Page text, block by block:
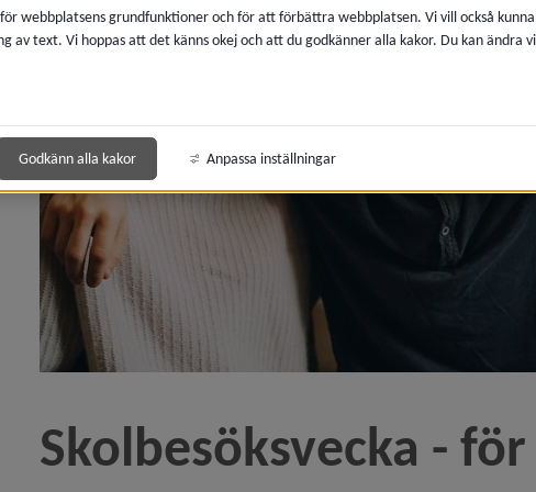
2026 - torsdag 11 juni)
får riksrekryterande spetsutbildning inom
utvecklingssamtal)
byts ut)
Skolbesöksvecka - för dig i årskurs 8)
för lunch och middag på Maja Beskowgymnasiet)
vår infokväll torsdag 22/1)
Inför höstens utvecklingssamtal)
Skolbesöksvecka -
för webbplatsens grundfunktioner och för att förbättra webbplatsen. Vi vill också
av text. Vi hoppas att det känns okej och att du godkänner alla kakor. Du kan ändra
Godkänn alla kakor Anpassa inställningar